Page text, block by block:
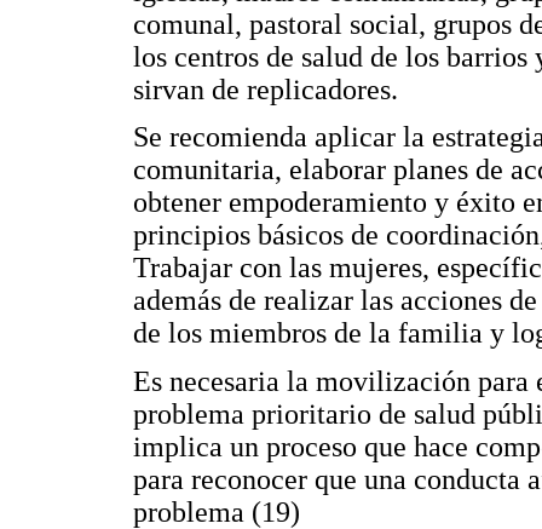
comunal, pastoral social, grupos
los centros de salud de los
sirvan de replicadores.
Se recomienda aplicar la
comunitaria, elaborar planes de
obtener empoderamiento y éxito
principios básicos de
Trabajar con las mujeres,
además de realizar las acciones
de los miembros de la familia y
Es necesaria la movilización
problema prioritario de salud
implica un proceso que hace
para reconocer que una conducta
problema (19)